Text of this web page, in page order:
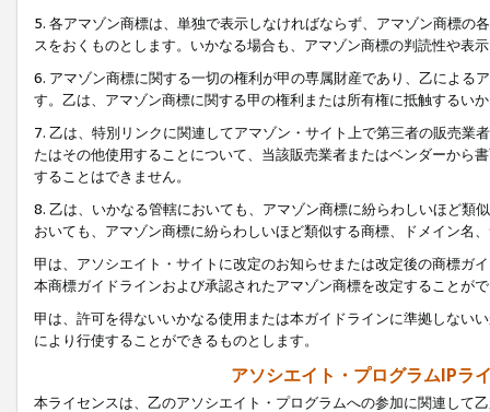
5. 各アマゾン商標は、単独で表示しなければならず、アマゾン商標
スをおくものとします。いかなる場合も、アマゾン商標の判読性や表
6. アマゾン商標に関する一切の権利が甲の専属財産であり、乙による
す。乙は、アマゾン商標に関する甲の権利または所有権に抵触するい
7. 乙は、特別リンクに関連してアマゾン・サイト上で第三者の販売
たはその他使用することについて、当該販売業者またはベンダーから
することはできません。
8. 乙は、いかなる管轄においても、アマゾン商標に紛らわしいほど類
おいても、アマゾン商標に紛らわしいほど類似する商標、ドメイン名
甲は、アソシエイト・サイトに改定のお知らせまたは改定後の商標ガ
本商標ガイドラインおよび承認されたアマゾン商標を改定することが
甲は、許可を得ないいかなる使用または本ガイドラインに準拠しない
により行使することができるものとします。
アソシエイト・プログラムIPラ
本ライセンスは、乙のアソシエイト・プログラムへの参加に関連して